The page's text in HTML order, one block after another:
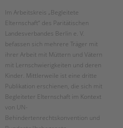
Im Arbeitskreis „Begleitete
Elternschaft“ des Paritätischen
Landesverbandes Berlin e. V.
befassen sich mehrere Träger mit
ihrer Arbeit mit Müttern und Vätern
mit Lernschwierigkeiten und deren
Kinder. Mittlerweile ist eine dritte
Publikation erschienen, die sich mit
Begleiteter Elternschaft im Kontext
von UN-
Behindertenrechtskonvention und